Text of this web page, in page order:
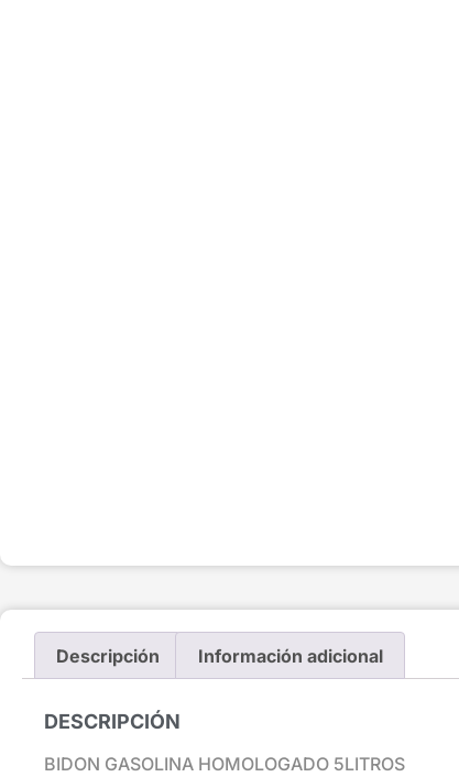
Descripción Información adicional
DESCRIPCIÓN
BIDON GASOLINA HOMOLOGADO 5LITROS